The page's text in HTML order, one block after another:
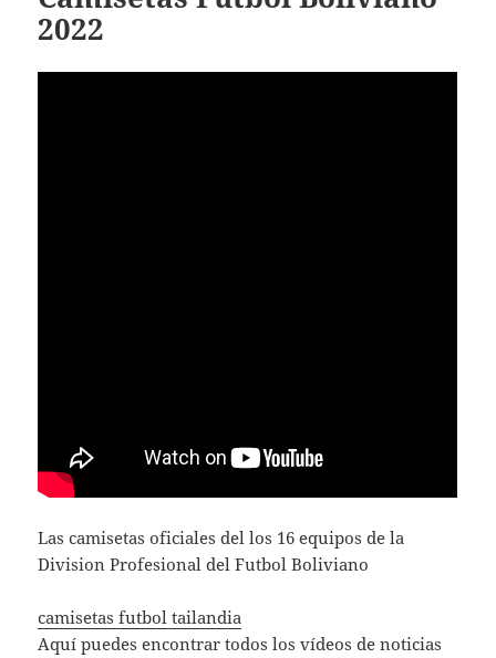
2022
Las camisetas oficiales del los 16 equipos de la
Division Profesional del Futbol Boliviano
camisetas futbol tailandia
Aquí puedes encontrar todos los vídeos de noticias